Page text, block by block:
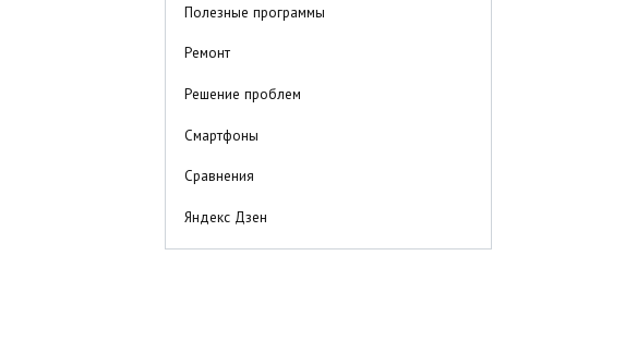
Полезные программы
Ремонт
Решение проблем
Смартфоны
Сравнения
Яндекс Дзен